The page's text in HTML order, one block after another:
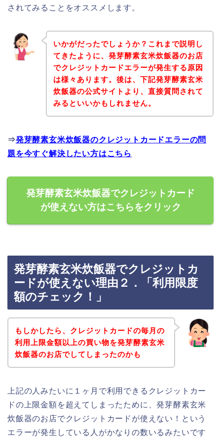
されてみることをオススメします。
いかがだったでしょうか？これまで説明し
てきたように、発芽酵素玄米炊飯器のお店
でクレジットカードエラーが発生する原因
は様々あります。後は、下記発芽酵素玄米
炊飯器の公式サイトより、直接質問されて
みるといいかもしれません。
⇒発芽酵素玄米炊飯器のクレジットカードエラーの問
題を今すぐ解決したい方はこちら
発芽酵素玄米炊飯器でクレジットカード
が使えない方はこちらをクリック
発芽酵素玄米炊飯器でクレジットカ
ードが使えない理由２．「利用限度
額のチェック！」
もしかしたら、クレジットカードの毎月の
利用上限金額以上の買い物を発芽酵素玄米
炊飯器のお店でしてしまったのかも
上記の人みたいに１ヶ月で利用できるクレジットカー
ドの上限金額を超えてしまったために、発芽酵素玄米
炊飯器のお店でクレジットカードが使えない！という
エラーが発生している人がかなりの数いるみたいです